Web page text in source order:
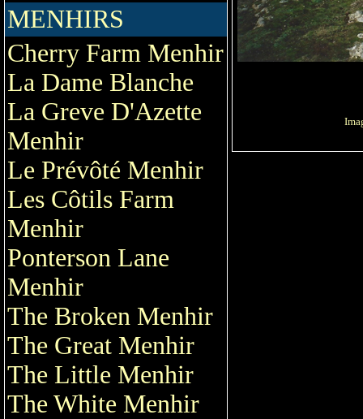
MENHIRS
Cherry Farm Menhir
La Dame Blanche
La Greve D'Azette
Menhir
Le Prévôté Menhir
Les Côtils Farm
Menhir
Ponterson Lane
Menhir
The Broken Menhir
The Great Menhir
The Little Menhir
The White Menhir